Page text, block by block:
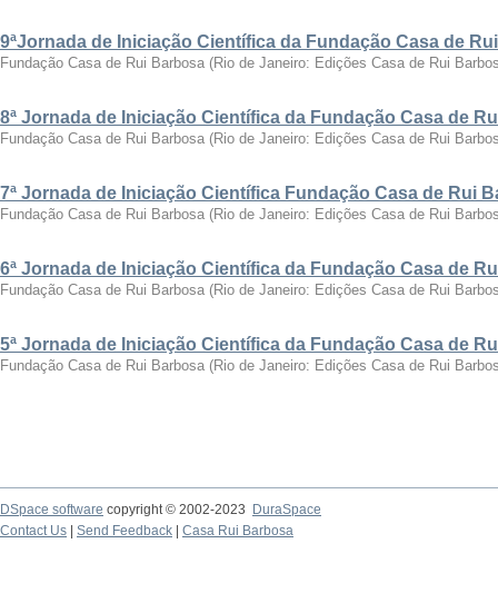
9ªJornada de Iniciação Científica da Fundação Casa de
Fundação Casa de Rui Barbosa (Rio de Janeiro: Edições Casa de Rui
8ª Jornada de Iniciação Científica da Fundação Casa de
Fundação Casa de Rui Barbosa (Rio de Janeiro: Edições Casa de Rui
7ª Jornada de Iniciação Científica Fundação Casa de Rui
Fundação Casa de Rui Barbosa (Rio de Janeiro: Edições Casa de Rui
6ª Jornada de Iniciação Científica da Fundação Casa de
Fundação Casa de Rui Barbosa (Rio de Janeiro: Edições Casa de Rui
5ª Jornada de Iniciação Científica da Fundação Casa de
Fundação Casa de Rui Barbosa (Rio de Janeiro: Edições Casa de Rui
DSpace software copyright © 2002-2023
DuraSpace
Contact Us
Send Feedback Casa Rui Barbosa